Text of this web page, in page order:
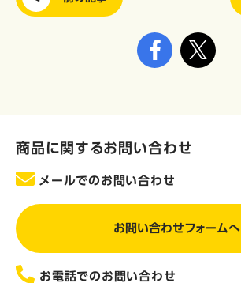
商品に関するお問い合わせ
メールでのお問い合わせ
お問い合わせフォームへ
お電話でのお問い合わせ